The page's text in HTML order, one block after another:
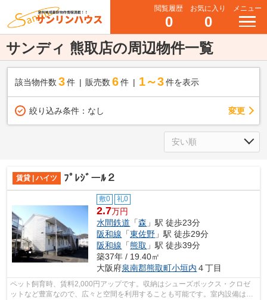
閲覧履歴
0
お気に入り
0
メニュー
サンディ 熊取店の周辺物件一覧
該当物件数 3件 販売数 6 件 1～3 件を表示
絞り込み条件： なし 変更
賃貸 | ハイツ ﾌﾟﾚｼﾞーﾙ２
敷0 礼0
2.7万円
水間鉄道 「森 」駅 徒歩23分
阪和線 「東佐野 」駅 徒歩29分
阪和線 「熊取 」駅 徒歩39分
築37年 / 19.40㎡
大阪府泉南郡熊取町小垣内 ４丁目
ペット飼育時、賃料2,000円アップです。収納はシューズボックス・クロゼ
ットなど豊富なので、広々と空間を利用することも可能です。室内設備はエ